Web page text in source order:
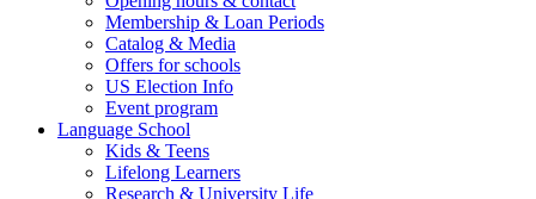
Membership & Loan Periods
Catalog & Media
Offers for schools
US Election Info
Event program
Language School
Kids & Teens
Lifelong Learners
Research & University Life